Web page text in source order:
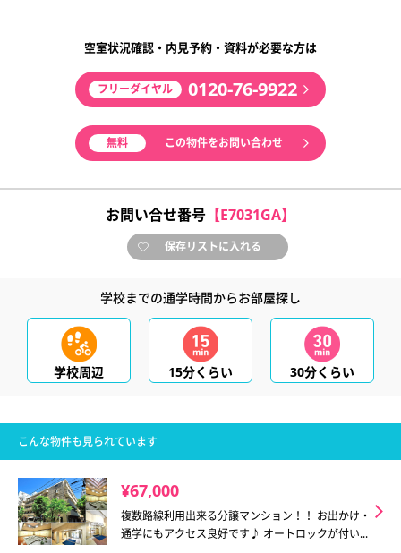
空室状況確認・内見予約・資料が必要な方は
フリーダイヤル 0120-76-9922
無料 この物件をお問い合わせ
お問い合せ番号 【E7031GA】
保存リストに入れる
学校までの通学時間からお部屋探し
学校周辺 15分くらい 30分くらい
こんな物件も見られています
¥67,000
複数路線利用出来る分譲マンション！！ お出かけ・
通学にもアクセス良好です♪ オートロックが付い...